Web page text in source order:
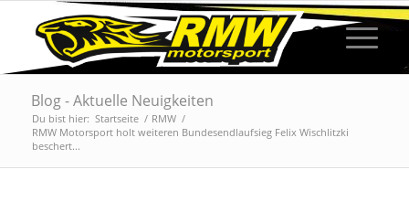
Blog - Aktuelle Neuigkeiten
Du bist hier: Startseite / RMW /
RMW Motorsport holt weiteren Bundesendlaufsieg Felix Wischlitzki
beschert...